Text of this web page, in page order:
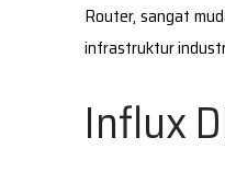
Router, sangat
infrastruktur
Influx